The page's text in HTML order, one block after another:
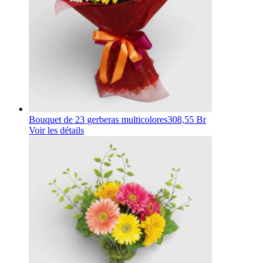
Bouquet de 23 gerberas multicolores308,55 Br
Voir les détails